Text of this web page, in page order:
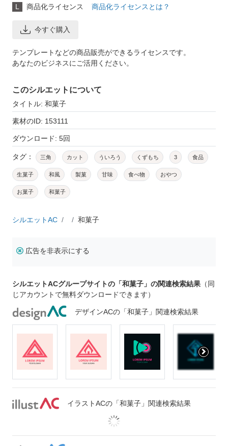
L 商品化ライセンス 商品化ライセンスとは？
今すぐ購入
テンプレートなどの商品販売ができるライセンスです。
あなたのビジネスにご活用ください。
このシルエットについて
タイトル: 和菓子
素材のID: 153111
ダウンロード: 5回
タグ： 三角 カット ういろう くずもち 3 食品
生菓子 和風 製菓 甘味 食べ物 おやつ
お菓子 和菓子
シルエットAC 和菓子
広告を非表示にする
シルエットACグループサイトの「和菓子」の関連検索結果 （同
じアカウントで無料ダウンロードできます）
デザインACの「和菓子」関連検索結果
イラストACの「和菓子」関連検索結果